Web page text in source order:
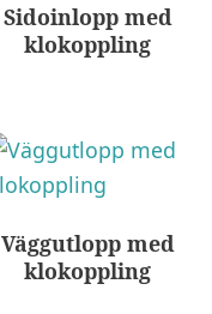
Sidoinlopp med
klokoppling
Väggutlopp med
klokoppling